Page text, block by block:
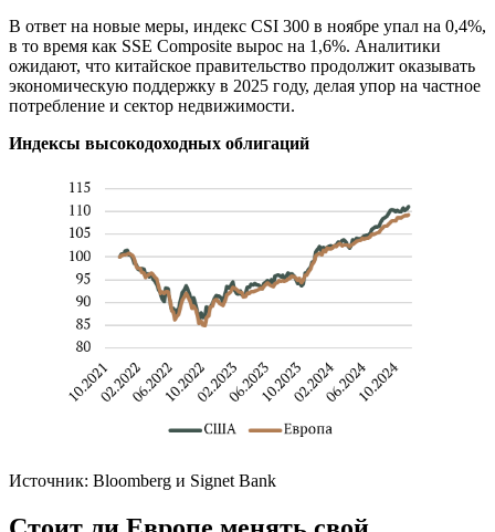
В ответ на новые меры, индекс CSI 300 в ноябре упал на 0,4%,
в то время как SSE Composite вырос на 1,6%. Аналитики
ожидают, что китайское правительство продолжит оказывать
экономическую поддержку в 2025 году, делая упор на частное
потребление и сектор недвижимости.
Индексы высокодоходных облигаций
Источник: Bloomberg и Signet Bank